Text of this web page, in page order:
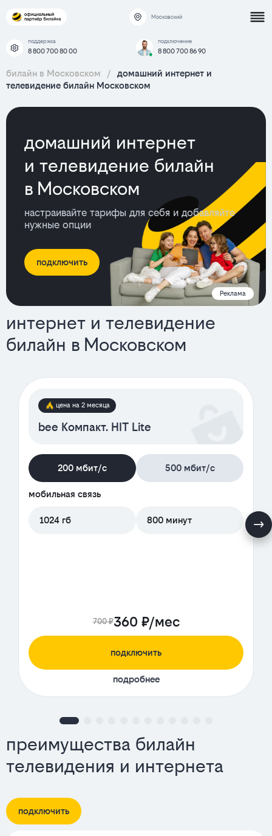
Московский
поддержка
8 800 700 80 00
подключение
8 800 700 86 90
билайн в Московском /
домашний интернет и
телевидение билайн Московском
домашний интернет
и телевидение билайн
в Московском
настраивайте тарифы для себя и добавляйте
нужные опции
подключить
Реклама
интернет и телевидение
билайн в Московском
тарифы
цена на 2 месяца
bee Компакт. HIT Lite
200 мбит/с 500 мбит/с
мобильная связь
1024 гб 800 минут
700 ₽360 ₽/мес
подключить
подробнее
преимущества билайн
телевидения и интернета
подключить